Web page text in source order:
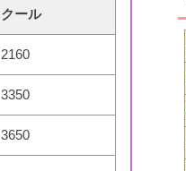
クール
2160
3350
3650